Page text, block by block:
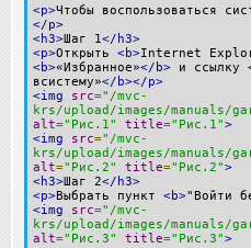
<p>Чтобы воспользоваться
</p>
<h3>Шаг 1</h3>
<p>Открыть <b>Internet
<b>«Избранное»</b> и ссылку
всистему»</b></p>
<img
src="/mvc-
krs/upload/images/manuals/
alt="Рис.1" title="Рис.1">
<img
src="/mvc-
krs/upload/images/manuals/
alt="Рис.2" title="Рис.2">
<h3>Шаг 2</h3>
<p>Выбрать пункт <b>"Войти
<img
src="/mvc-
krs/upload/images/manuals/
alt="Рис.3" title="Рис.3">